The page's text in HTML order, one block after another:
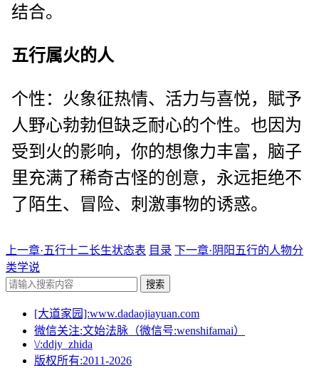
结合。
五行属火的人
个性：火象征热情、活力与喜悦，賦予
人野心勃勃但缺乏耐心的个性。也因为
受到火的影响，你的想像力丰富，脑子
里充满了稀奇古怪的创意，永远拒绝不
了陌生、冒险、刺激事物的诱惑。
上一章·五行十二长生状态表 目录 下一章·阴阳五行的人物分
类学说
搜索
[大道家园]:www.dadaojiayuan.com
微信关注:文始法脉（微信号:wenshifamai）
\/:ddjy_zhida
版权所有:2011-2026